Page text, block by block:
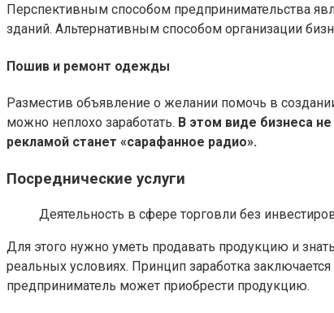
Перспективным способом предпринимательства
зданий. Альтернативным способом организации
Пошив и ремонт одежды
Разместив объявление о желании помочь в
можно неплохо заработать. В этом виде бизнеса
рекламой станет «сарафанное радио».
Посреднические услуги
Деятельность в сфере торговли без
Для этого нужно уметь продавать продукцию и
реальных условиях. Принцип заработка
предприниматель может приобрести продукцию.